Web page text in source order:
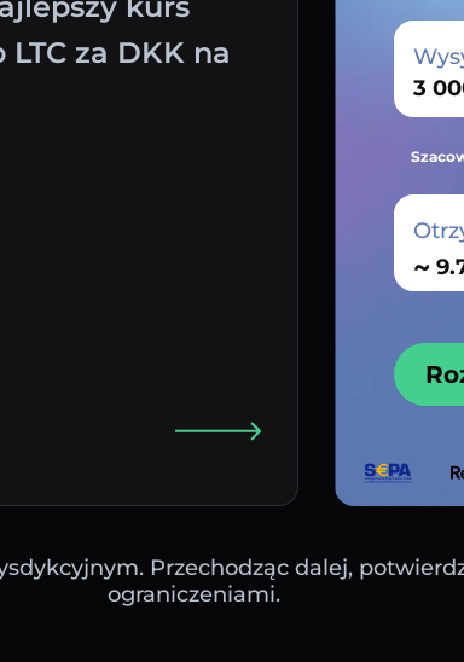
za DKK na
~
Przechodząc dalej,
ograniczeniami.